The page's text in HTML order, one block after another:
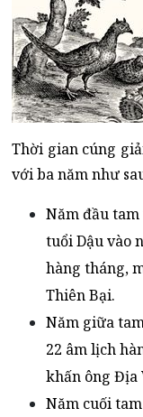
Thời gian cúng
với ba năm như
Năm đầu
tuổi Dậu vào
hàng tháng,
Thiên Bại.
Năm giữa
22 âm lịch
khấn ông Địa
Năm cuối